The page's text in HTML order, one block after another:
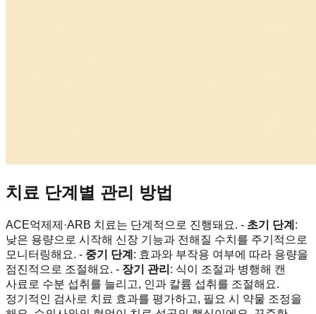
치료 단계별 관리 방법
ACE억제제·ARB 치료는 단계적으로 진행돼요. - 초기 단계 :
낮은 용량으로 시작해 신장 기능과 전해질 수치를 주기적으로
모니터링해요. - 중기 단계 : 효과와 부작용 여부에 따라 용량을
점진적으로 조절해요. - 장기 관리 : 식이 조절과 병행해 캔
사료로 수분 섭취를 늘리고, 인과 칼륨 섭취를 조절해요.
정기적인 검사로 치료 효과를 평가하고, 필요 시 약물 조정을